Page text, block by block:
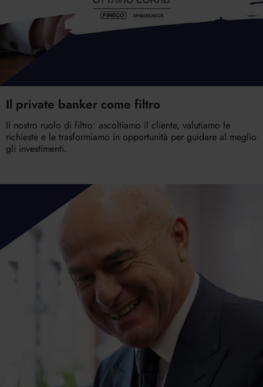
Il private banker come filtro
Il nostro ruolo di filtro: ascoltiamo il cliente, valutiamo le
richieste e le trasformiamo in opportunità per guidare al meglio
gli investimenti.